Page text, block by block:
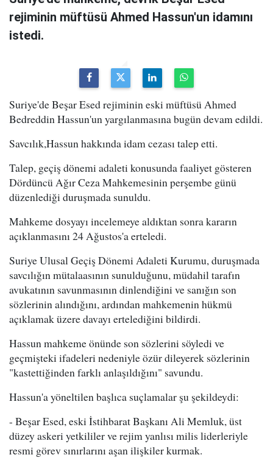
rejiminin müftüsü Ahmed Hassun'un idamını
istedi.
Suriye'de Beşar Esed rejiminin eski müftüsü Ahmed
Bedreddin Hassun'un yargılanmasına bugün devam edildi.
Savcılık,Hassun hakkında idam cezası talep etti.
Talep, geçiş dönemi adaleti konusunda faaliyet gösteren
Dördüncü Ağır Ceza Mahkemesinin perşembe günü
düzenlediği duruşmada sunuldu.
Mahkeme dosyayı incelemeye aldıktan sonra kararın
açıklanmasını 24 Ağustos'a erteledi.
Suriye Ulusal Geçiş Dönemi Adaleti Kurumu, duruşmada
savcılığın mütalaasının sunulduğunu, müdahil tarafın
avukatının savunmasının dinlendiğini ve sanığın son
sözlerinin alındığını, ardından mahkemenin hükmü
açıklamak üzere davayı ertelediğini bildirdi.
Hassun mahkeme önünde son sözlerini söyledi ve
geçmişteki ifadeleri nedeniyle özür dileyerek sözlerinin
"kastettiğinden farklı anlaşıldığını" savundu.
Hassun'a yöneltilen başlıca suçlamalar şu şekildeydi:
- Beşar Esed, eski İstihbarat Başkanı Ali Memluk, üst
düzey askeri yetkililer ve rejim yanlısı milis liderleriyle
resmi görev sınırlarını aşan ilişkiler kurmak.